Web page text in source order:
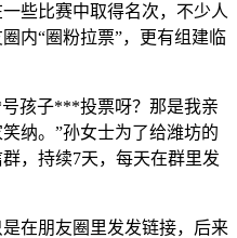
些比赛中取得名次，不少人
内“圈粉拉票”，更有组建临
孩子***投票呀？那是我亲
纳。”孙女士为了给潍坊的
，持续7天，每天在群里发
在朋友圈里发发链接，后来